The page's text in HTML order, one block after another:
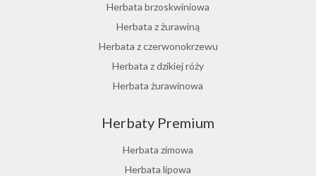
Herbata brzoskwiniowa
Herbata z żurawiną
Herbata z czerwonokrzewu
Herbata z dzikiej róży
Herbata żurawinowa
Ostrokrzew paragwajski
Hibiskus herbata
Herbata różana
Herbaty Premium
Herbata zimowa
Herbata lipowa